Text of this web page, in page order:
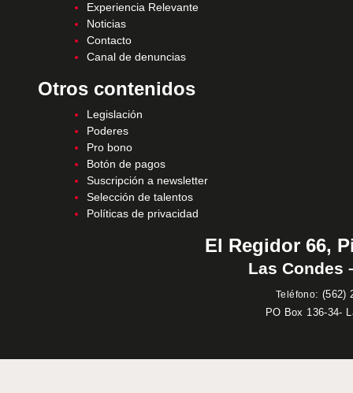
Experiencia Relevante
Noticias
Contacto
Canal de denuncias
Otros contenidos
Legislación
Poderes
Pro bono
Botón de pagos
Suscripción a newsletter
Selección de talentos
Políticas de privacidad
El Regidor 66,
Las Condes
Teléfono: (562)
PO Box 136-34-